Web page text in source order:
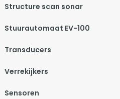
Structure scan sonar
Stuurautomaat EV-100
Transducers
Verrekijkers
Sensoren